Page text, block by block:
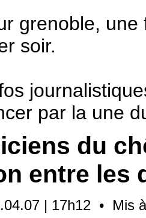
grenoble,
soir.
par la une
du
entre les
| 17h12 • Mis